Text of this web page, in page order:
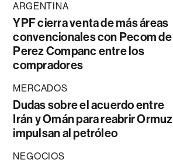
ARGENTINA
YPF cierra venta de más áreas
convencionales con Pecom de
Perez Companc entre los
compradores
MERCADOS
Dudas sobre el acuerdo entre
Irán y Omán para reabrir Ormuz
impulsan al petróleo
NEGOCIOS